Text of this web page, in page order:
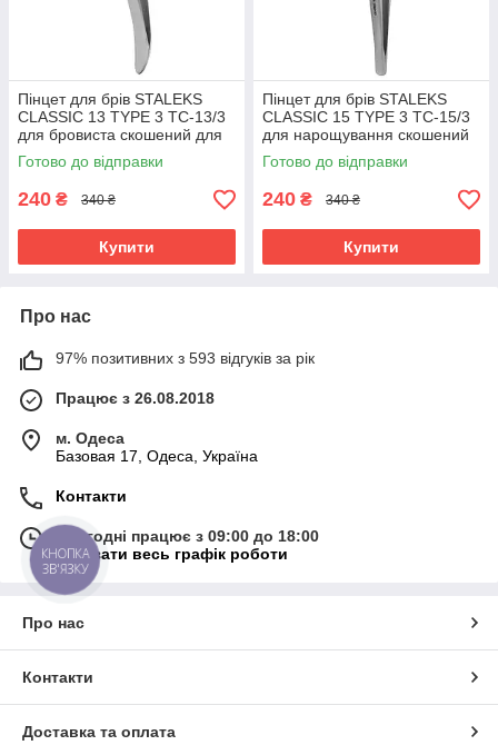
Пінцет для брів STALEKS
CLASSIC 13 TYPE 3 TC-13/3
для бровиста скошений для
нарощування
Готово до відправки
240 ₴ 340 ₴
Купити
Пінцет для брів STALEKS
CLASSIC 15 TYPE 3 TC-15/3
для нарощування скошений
інструмент Сталекс
Готово до відправки
240 ₴ 340 ₴
Купити
Про нас
97% позитивних з 593 відгуків за рік
Працює з 26.08.2018
м. Одеса
Базовая 17, Одеса, Україна
Контакти
Сьогодні працює з 09:00 до 18:00
Показати весь графік роботи
Про нас
Контакти
Доставка та оплата
КНОПКА
ЗВ'ЯЗКУ